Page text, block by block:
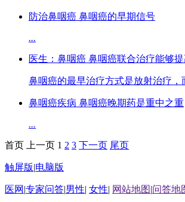
防治鼻咽癌 鼻咽癌的早期信号
...
医生：鼻咽癌 鼻咽癌联合治疗能够
鼻咽癌的最早治疗方式是放射治疗，
鼻咽癌疾病 鼻咽癌晚期药是重中之重
...
首页 上一页 1 2 3 下一页 尾页
触屏版|电脑版
医网 |专家问答|男性| 女性| 网站地图 |问答地